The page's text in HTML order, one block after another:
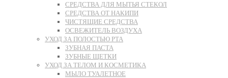
СРЕДСТВА ДЛЯ МЫТЬЯ СТЕКОЛ
СРЕДСТВА ОТ НАКИПИ
ЧИСТЯЩИЕ СРЕДСТВА
ОСВЕЖИТЕЛЬ ВОЗДУХА
УХОД ЗА ПОЛОСТЬЮ РТА
ЗУБНАЯ ПАСТА
ЗУБНЫЕ ЩЕТКИ
УХОД ЗА ТЕЛОМ И КОСМЕТИКА
МЫЛО ТУАЛЕТНОЕ